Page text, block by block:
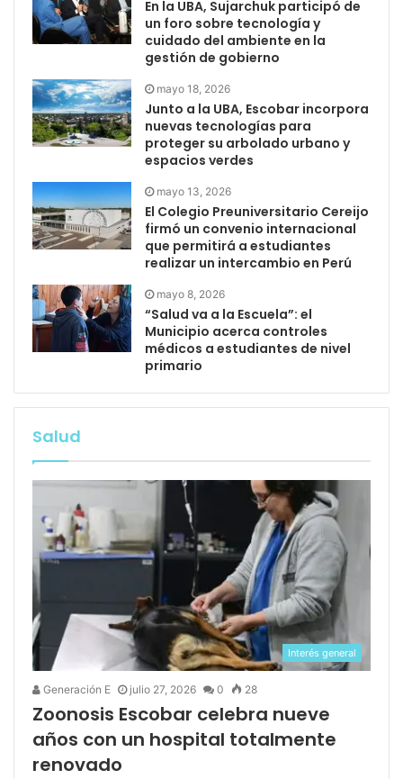
En la UBA, Sujarchuk participó de
un foro sobre tecnología y
cuidado del ambiente en la
gestión de gobierno
mayo 18, 2026
Junto a la UBA, Escobar incorpora
nuevas tecnologías para
proteger su arbolado urbano y
espacios verdes
mayo 13, 2026
El Colegio Preuniversitario Cereijo
firmó un convenio internacional
que permitirá a estudiantes
realizar un intercambio en Perú
mayo 8, 2026
“Salud va a la Escuela”: el
Municipio acerca controles
médicos a estudiantes de nivel
primario
Salud
Interés general
Generación E julio 27, 2026 0 28
Zoonosis Escobar celebra nueve
años con un hospital totalmente
renovado